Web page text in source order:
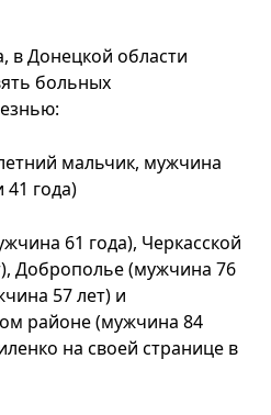
в Донецкой области
больных
мальчик, мужчина
года)
61 года), Черкасской
Доброполье (мужчина 76
57 лет) и
районе (мужчина 84
на своей странице в